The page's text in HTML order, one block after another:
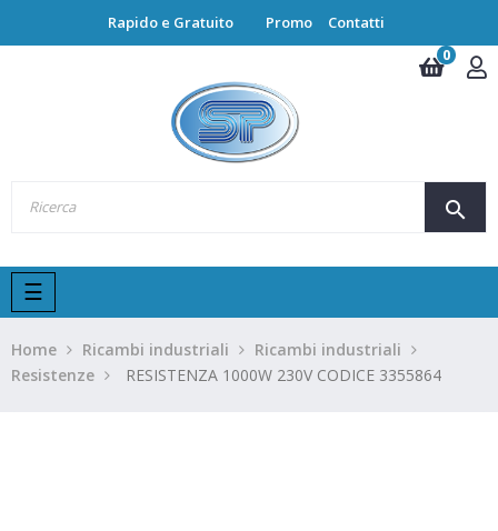
Rapido e Gratuito Promo Contatti
search
0
navigazione
Toggle
☰
Home Ricambi industriali
Ricambi industriali
Resistenze
RESISTENZA 1000W 230V CODICE 3355864